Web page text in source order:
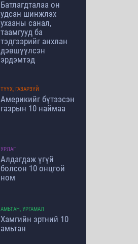
Батлагдталаа он
удсан шинжлэх
ухааны санал,
таамгууд ба
тэдгээрийг анхлан
дэвшүүлсэн
эрдэмтэд
ТҮҮХ, ГАЗАРЗҮЙ
Америкийг бүтээсэн
газрын 10 наймаа
УРЛАГ
Алдагдаж үгүй
болсон 10 онцгой
ном
АМЬТАН, УРГАМАЛ
Хамгийн эртний 10
амьтан